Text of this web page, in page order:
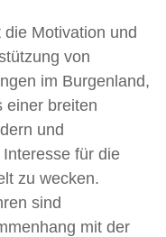
Motivation und
von
im Burgenland,
einer breiten
und
für die
zu wecken.
sind
mit der